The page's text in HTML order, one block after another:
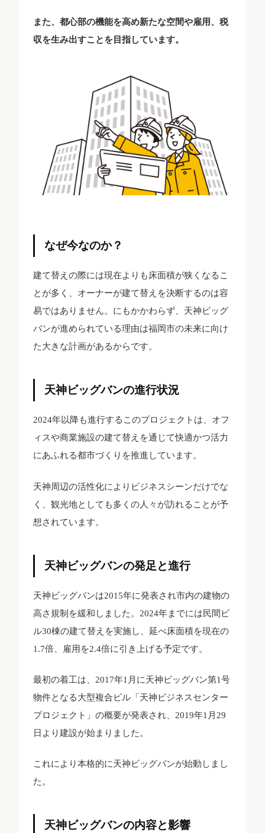
また、都心部の機能を高め新たな空間や雇用、税
収を生み出すことを目指しています。
なぜ今なのか？
建て替えの際には現在よりも床面積が狭くなるこ
とが多く、オーナーが建て替えを決断するのは容
易ではありません。にもかかわらず、天神ビッグ
バンが進められている理由は福岡市の未来に向け
た大きな計画があるからです。
天神ビッグバンの進行状況
2024年以降も進行するこのプロジェクトは、オフ
ィスや商業施設の建て替えを通じて快適かつ活力
にあふれる都市づくりを推進しています。
天神周辺の活性化によりビジネスシーンだけでな
く、観光地としても多くの人々が訪れることが予
想されています。
天神ビッグバンの発足と進行
天神ビッグバンは2015年に発表され市内の建物の
高さ規制を緩和しました。2024年までには民間ビ
ル30棟の建て替えを実施し、延べ床面積を現在の
1.7倍、雇用を2.4倍に引き上げる予定です。
最初の着工は、2017年1月に天神ビッグバン第1号
物件となる大型複合ビル「天神ビジネスセンター
プロジェクト」の概要が発表され、2019年1月29
日より建設が始まりました。
これにより本格的に天神ビッグバンが始動しまし
た。
天神ビッグバンの内容と影響